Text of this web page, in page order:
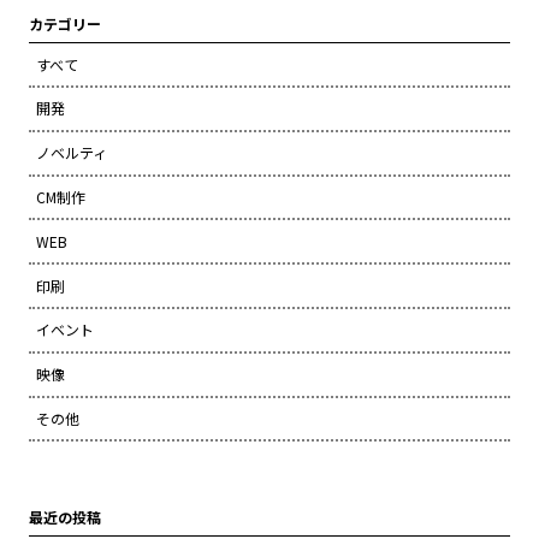
カテゴリー
すべて
開発
ノベルティ
CM制作
WEB
印刷
イベント
映像
その他
最近の投稿